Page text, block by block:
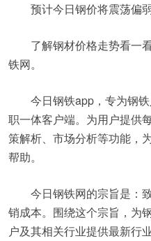
预计今日钢价将震荡偏弱
了解钢材价格走势看一
铁网。
今日钢铁app，专为钢
职一体客户端。为用户提供
策解析、市场分析等功能，
帮助。
今日钢铁网的宗旨是：
销成本。围绕这个宗旨，为
户及其相关行业提供最新行